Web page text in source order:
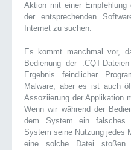
Aktion mit einer
der entsprechenden
Internet zu suchen.
Es kommt manchmal vor,
Bedienung der .CQT-
Ergebnis feindlicher
Malware, aber es ist auch
Assoziierung der Applikation
Wenn wir während der
dem System ein falsches
System seine Nutzung jedes
eine solche Datei